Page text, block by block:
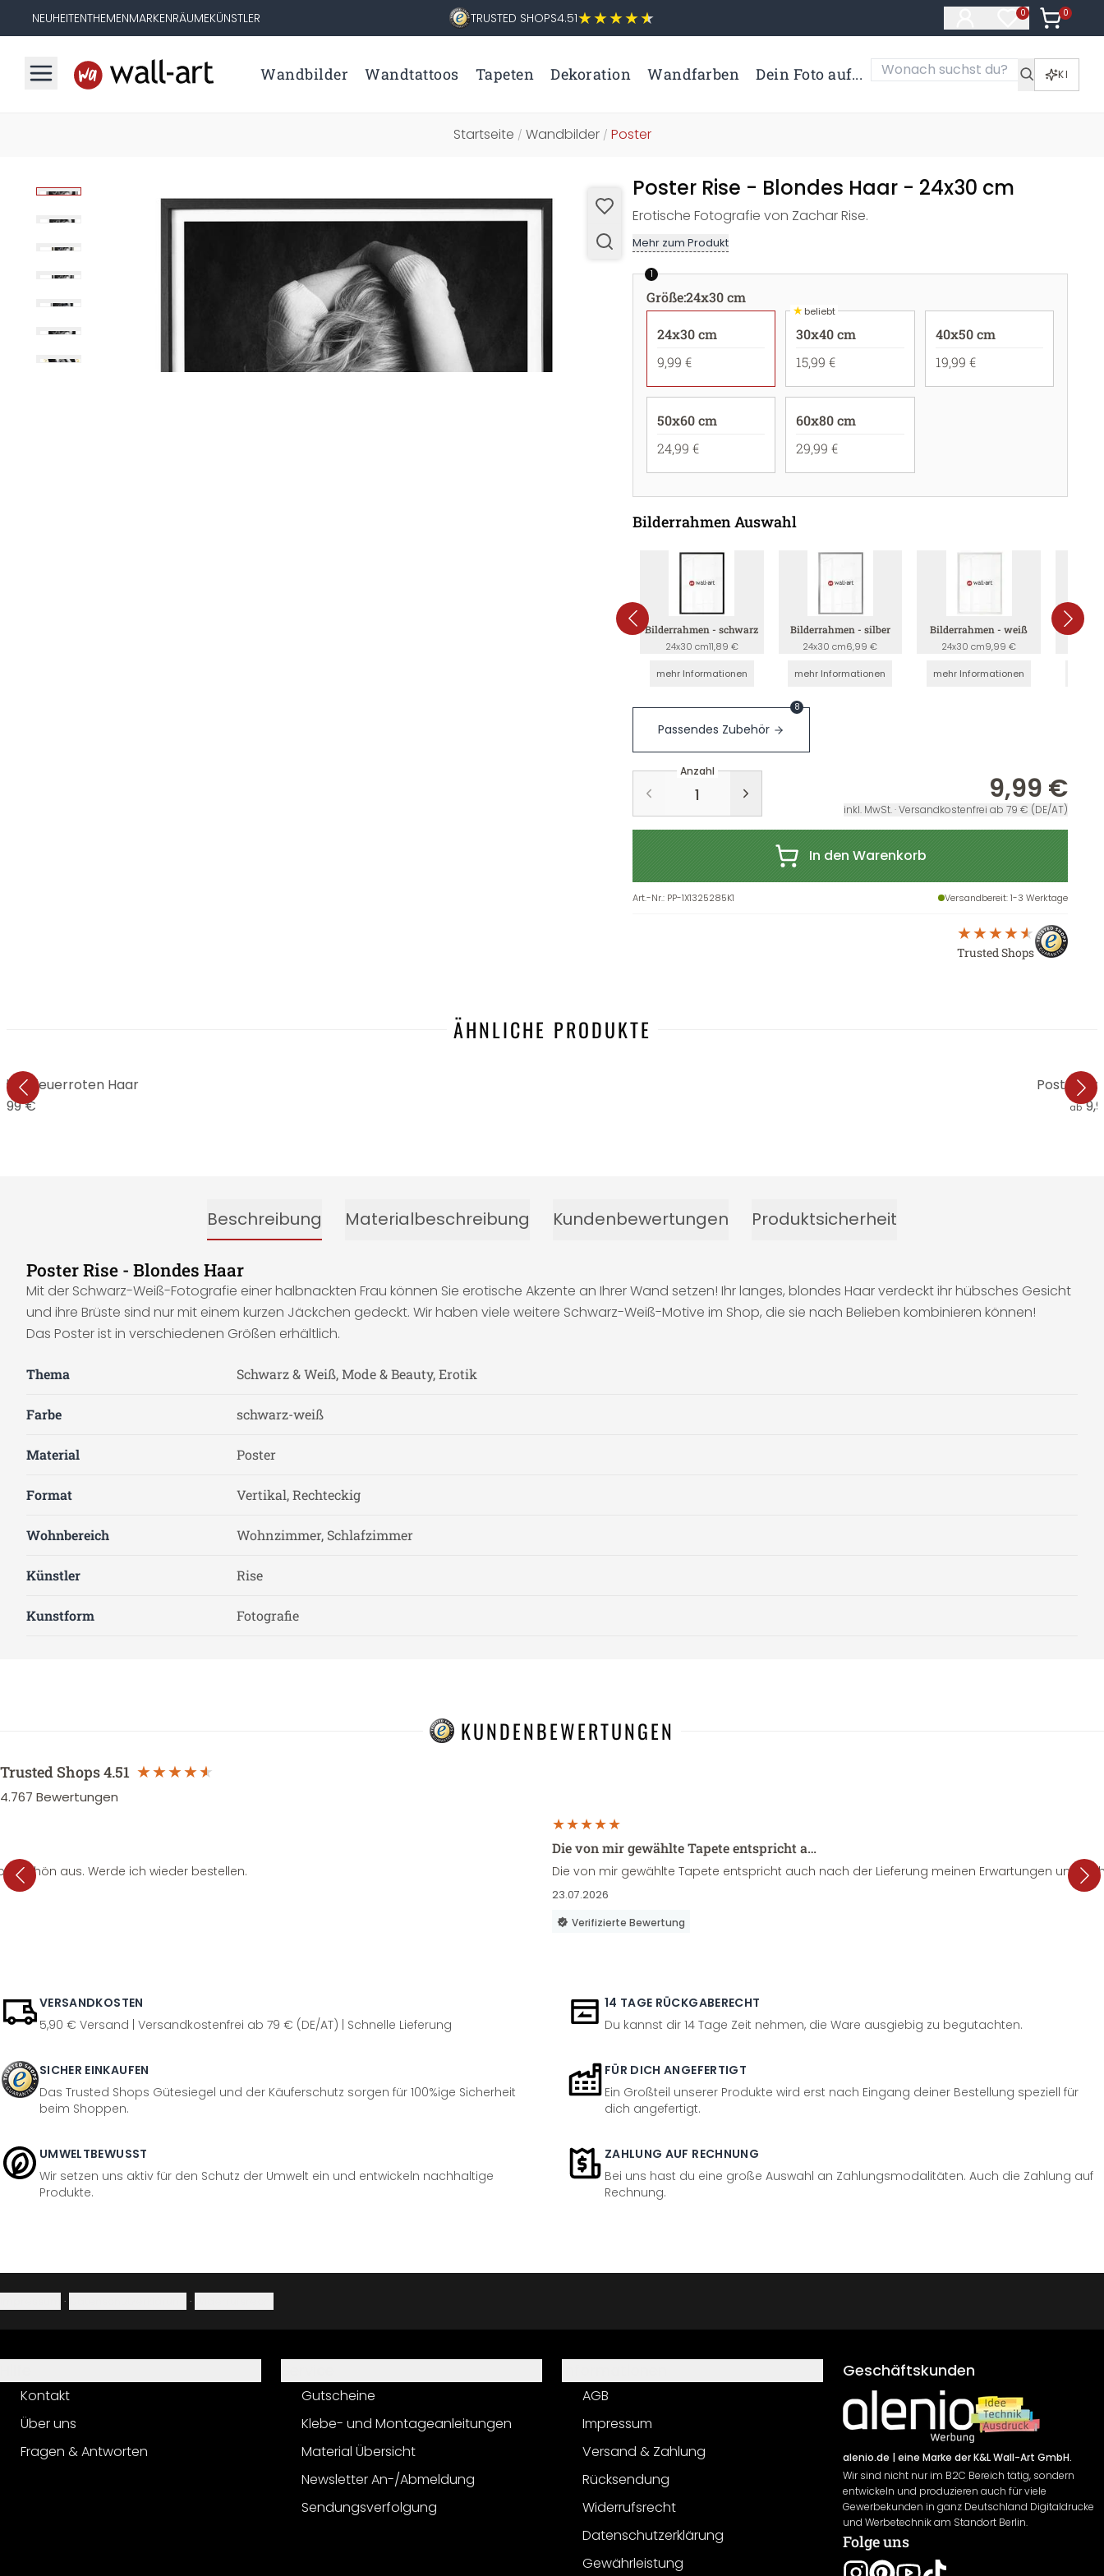
NEUHEITENTHEMENMARKENRÄUMEKÜNSTLER TRUSTED SHOPS4.51 0
Artikel im
0
Artikel
Wandbilder Wandtattoos Tapeten Dekoration Wandfarben Dein Foto auf... KI
Startseite / Wandbilder/ Poster
Poster Rise - Blondes Haar - 24x30 cm
Erotische Fotografie von Zachar Rise.
Mehr zum Produkt
1
Größe:24x30 cm
24x30 cm
9,99 €
★beliebt
30x40 cm
15,99 €
40x50 cm
19,99 €
50x60 cm
24,99 €
60x80 cm
29,99 €
Bilderrahmen Auswahl
Bilderrahmen - schwarz
24x30 cm11,89 €
mehr Informationen
Bilderrahmen - silber
24x30 cm6,99 €
mehr Informationen
Bilderrahmen - weiß
24x30 cm9,99 €
mehr Informationen
Passendes Zubehör
8
Anzahl
9,99 €
inkl. MwSt. · Versandkostenfrei ab 79 € (DE/AT)
In den Warenkorb
Art.-Nr.: PP-1X1325285K1 Versandbereit: 1-3 Werktage
Trusted Shops
ÄHNLICHE PRODUKTE
feuerroten Haar
€
Poster
ab
Beschreibung Materialbeschreibung Kundenbewertungen Produktsicherheit
Poster Rise - Blondes Haar
Mit der Schwarz-Weiß-Fotografie einer halbnackten Frau können Sie erotische Akzente an Ihrer Wand setzen! Ihr langes, blondes Haar verdeckt ihr hübsches Gesicht
und ihre Brüste sind nur mit einem kurzen Jäckchen gedeckt. Wir haben viele weitere Schwarz-Weiß-Motive im Shop, die sie nach Belieben kombinieren können!
Das Poster ist in verschiedenen Größen erhältlich.
Thema Schwarz & Weiß, Mode & Beauty, Erotik
Farbe schwarz-weiß
Material Poster
Format Vertikal, Rechteckig
Wohnbereich Wohnzimmer, Schlafzimmer
Künstler Rise
Kunstform Fotografie
KUNDENBEWERTUNGEN
Trusted Shops4.51
4.767 Bewertungen
schön aus. Werde ich wieder bestellen.
Die von mir gewählte Tapete entspricht a…
Die von mir gewählte Tapete entspricht auch nach der Lieferung meinen Erwartungen und
23.07.2026
Verifizierte Bewertung
VERSANDKOSTEN
5,90 € Versand | Versandkostenfrei ab 79 € (DE/AT) | Schnelle Lieferung
14 TAGE RÜCKGABERECHT
Du kannst dir 14 Tage Zeit nehmen, die Ware ausgiebig zu begutachten.
SICHER EINKAUFEN
Das Trusted Shops Gütesiegel und der Käuferschutz sorgen für 100%ige Sicherheit
beim Shoppen.
FÜR DICH ANGEFERTIGT
Ein Großteil unserer Produkte wird erst nach Eingang deiner Bestellung speziell für
dich angefertigt.
UMWELTBEWUSST
Wir setzen uns aktiv für den Schutz der Umwelt ein und entwickeln nachhaltige
Produkte.
ZAHLUNG AUF RECHNUNG
Bei uns hast du eine große Auswahl an Zahlungsmodalitäten. Auch die Zahlung auf
Rechnung.
· ·
Kontakt
Über uns
Fragen & Antworten
Gutscheine
Klebe- und Montageanleitungen
Material Übersicht
Newsletter An-/Abmeldung
Sendungsverfolgung
AGB
Impressum
Versand & Zahlung
Rücksendung
Widerrufsrecht
Datenschutzerklärung
Gewährleistung
Geschäftskunden
alenio.de | eine Marke der K&L Wall-Art GmbH.
Wir sind nicht nur im B2C Bereich tätig, sondern
entwickeln und produzieren auch für viele
Gewerbekunden in ganz Deutschland Digitaldrucke
und Werbetechnik am Standort Berlin.
Folge uns